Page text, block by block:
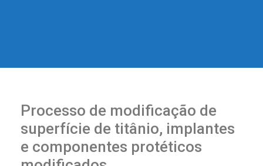
Processo de modificação de
superfície de titânio, implantes
e componentes protéticos